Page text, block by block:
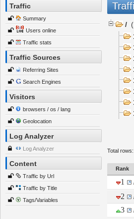
Traffic
Summary
Users online
Traffic stats
Traffic Sources
Referring Sites
Search Engines
Visitors
browsers / os / lang
Geolocation
Log Analyzer
Log Analyzer
Content
Traffic by Url
Traffic by Title
Tags/Variables
/ (
Total rows:
Rank
1
2
3